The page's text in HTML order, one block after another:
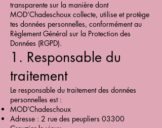
transparente sur la manière dont
MOD’Chadeschoux collecte, utilise et protège
tes données personnelles, conformément au
Règlement Général sur la Protection des
Données (RGPD).
1. Responsable du
traitement
Le responsable du traitement des données
personnelles est :
MOD’Chadeschoux
Adresse : 2 rue des peupliers 03300